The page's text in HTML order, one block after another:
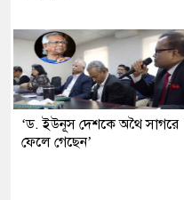
‘ড. ইউনূস দেশকে অথৈ সাগরে
ফেলে গেছেন’